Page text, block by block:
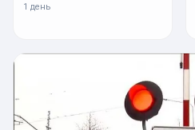
1 день